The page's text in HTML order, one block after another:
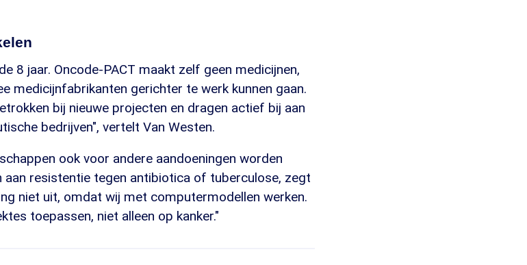
8 jaar. Oncode-PACT maakt zelf geen medicijnen,
medicijnfabrikanten gerichter te werk kunnen gaan.
bij nieuwe projecten en dragen actief bij aan
bedrijven", vertelt Van Westen.
ook voor andere aandoeningen worden
aan resistentie tegen antibiotica of tuberculose, zegt
niet uit, omdat wij met computermodellen werken.
toepassen, niet alleen op kanker."